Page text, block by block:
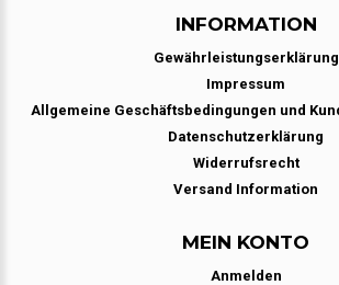
INFORMATION
Gewährleistungserklärung
Impressum
Allgemeine Geschäftsbedingungen und
Datenschutzerklärung
Widerrufsrecht
Versand Information
MEIN KONTO
Anmelden